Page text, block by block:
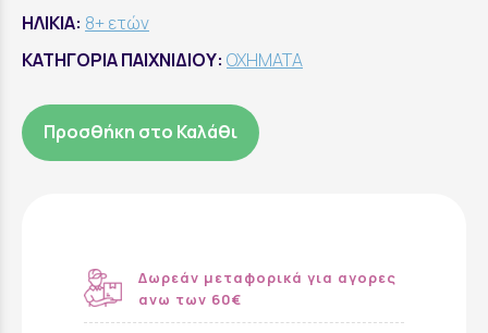
ΗΛΙΚΙΑ: 8+ ετών
ΚΑΤΗΓΟΡΙΑ ΠΑΙΧΝΙΔΙΟΥ: ΟΧΗΜΑΤΑ
Προσθήκη στο Καλάθι
Δωρεάν μεταφορικά για αγορες
ανω των 60€